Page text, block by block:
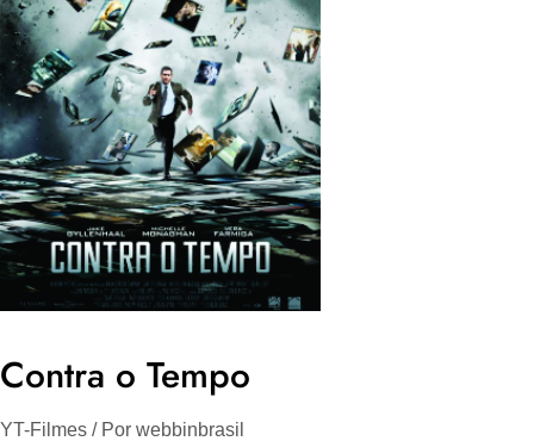
Contra o Tempo
YT-Filmes / Por webbinbrasil